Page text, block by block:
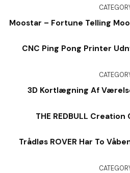
Moostar – Fortune Telling
CNC Ping Pong Printer
3D Kortlægning Af
THE REDBULL Creation
Trådløs ROVER Har To